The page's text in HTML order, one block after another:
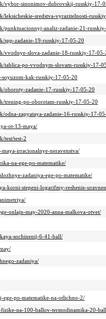
vybor-sinonimov-dubrovskij-russkiy-17-
leksicheskie-sredstva-vyrazitelnosti-
punktuacionnyj-analiz-zadanie-21-
spp-zadanie-19-russkiy-17-05-20
vvodnye-slova-zadanie-18-russkiy-17-05-
tablica-po-vvodnym-slovam-russkiy-17-
soyuzom-kak-russkiy-17-05-20
oboroty-zadanie-17-russkiy-17-05-20
trening-po-oborotam-russkiy-17-05-20
odna-zapyataya-zadanie-16-russkiy-17-
ot-13-maya/
test/test-2
maya-irracionalnye-neravenstva/
na-ege-po-matematike/
zadaniya-ege-po-matematike/
korni-stepeni-logarifmy-reshenie-
onlajn-may-2020-anna-malkova-otvet/
sochinenij-6-41-ball/
zadaniya/
ege-po-matematike-na-otlichno-2/
fizike-na-100-ballov-termodinamika-20-